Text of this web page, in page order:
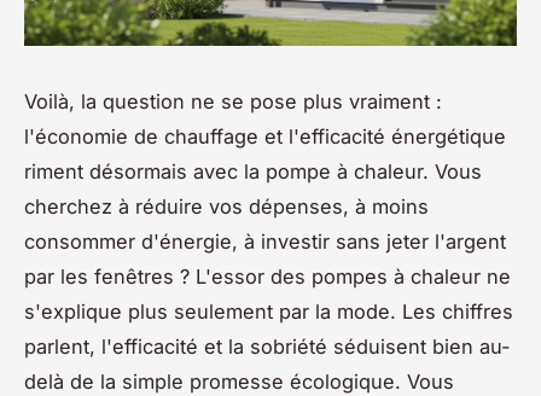
Voilà, la question ne se pose plus vraiment :
l'économie de chauffage et l'efficacité énergétique
riment désormais avec la pompe à chaleur. Vous
cherchez à réduire vos dépenses, à moins
consommer d'énergie, à investir sans jeter l'argent
par les fenêtres ? L'essor des pompes à chaleur ne
s'explique plus seulement par la mode. Les chiffres
parlent, l'efficacité et la sobriété séduisent bien au-
delà de la simple promesse écologique. Vous